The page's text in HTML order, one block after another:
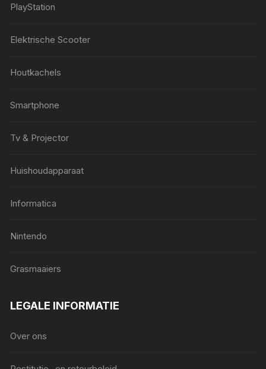
PlayStation
Elektrische Scooter
Houtkachels
Smartphone
Tv & Projector
Huishoudapparaat
Informatica
Nintendo
Grasmaaiers
LEGALE INFORMATIE
Over ons